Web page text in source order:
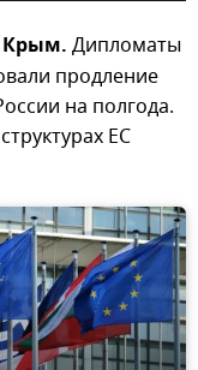
Крым. Дипломаты
продление
на полгода.
ЕС